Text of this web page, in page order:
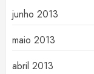
junho 2013
maio 2013
abril 2013